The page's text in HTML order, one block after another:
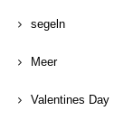
segeln
Meer
Valentines Day